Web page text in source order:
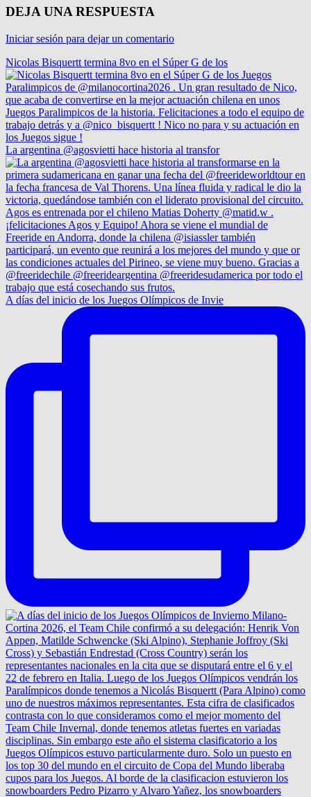
DEJA UNA RESPUESTA
Iniciar sesión para dejar un comentario
Nicolas Bisquertt termina 8vo en el Súper G de los
La argentina @agosvietti hace historia al transfor
A días del inicio de los Juegos Olímpicos de Invie